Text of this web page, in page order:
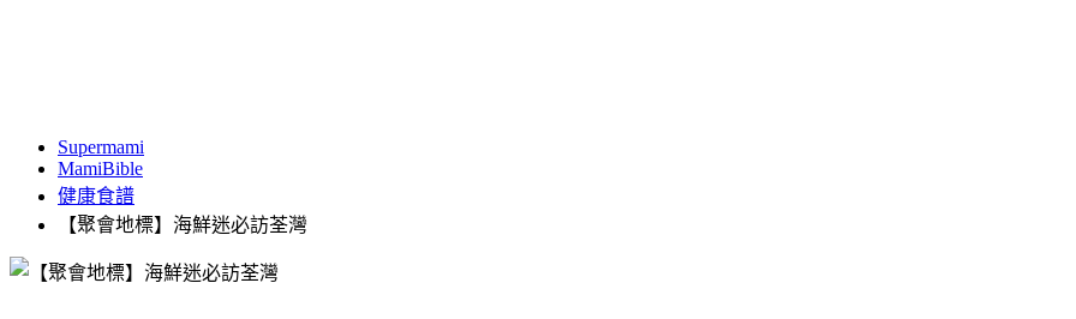
Supermami
MamiBible
健康食譜
【聚會地標】海鮮迷必訪荃灣